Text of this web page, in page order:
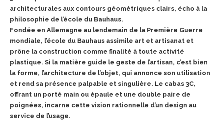
architecturales aux contours géométriques clairs, écho à la
philosophie de l’école du Bauhaus.
Fondée en Allemagne au lendemain de la Première Guerre
mondiale, l’école du Bauhaus assimile art et artisanat et
prône la construction comme finalité à toute activité
plastique. Si la matière guide le geste de l’artisan, c’est bien
la forme, l’architecture de l’objet, qui annonce son utilisation
et rend sa présence palpable et singulière. Le cabas 3C,
offrant un porté main ou épaule et une double paire de
poignées, incarne cette vision rationnelle d’un design au
service de l’usage.